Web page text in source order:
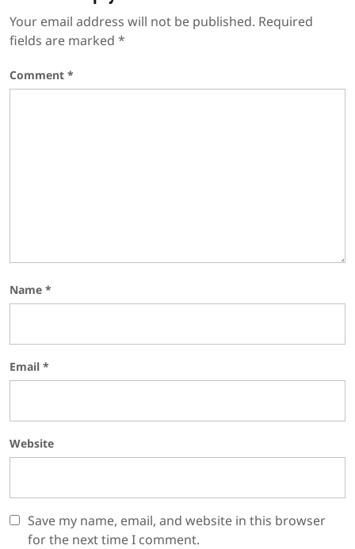
Your email address will not be published. Required
fields are marked *
Comment *
Name *
Email *
Website
Save my name, email, and website in this browser
for the next time I comment.